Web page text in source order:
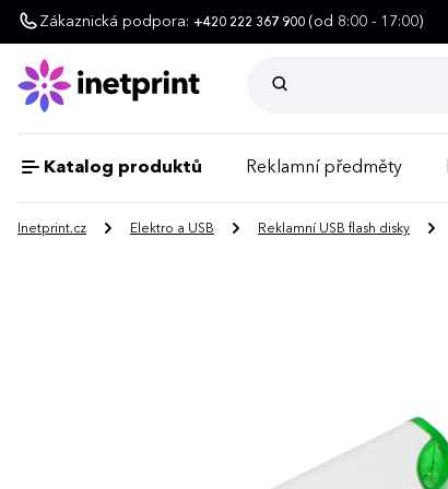
Zákaznická podpora: +420 222 367 900 (od 8:00 - 17:00)
Katalog produktů Reklamní předměty
Inetprint.cz Elektro a USB Reklamní USB flash disky